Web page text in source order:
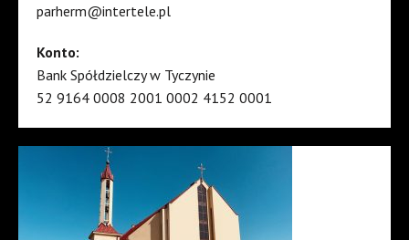
parherm@intertele.pl
Konto:
Bank Spółdzielczy w Tyczynie
52 9164 0008 2001 0002 4152 0001